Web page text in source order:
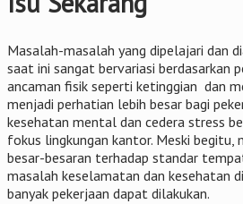
Masalah-masalah yang dipelajari dan
saat ini sangat bervariasi berdasarkan
ancaman fisik seperti ketinggian dan
menjadi perhatian lebih besar bagi
kesehatan mental dan cedera stress
fokus lingkungan kantor. Meski begitu,
besar-besaran terhadap standar
masalah keselamatan dan kesehatan
banyak pekerjaan dapat dilakukan.